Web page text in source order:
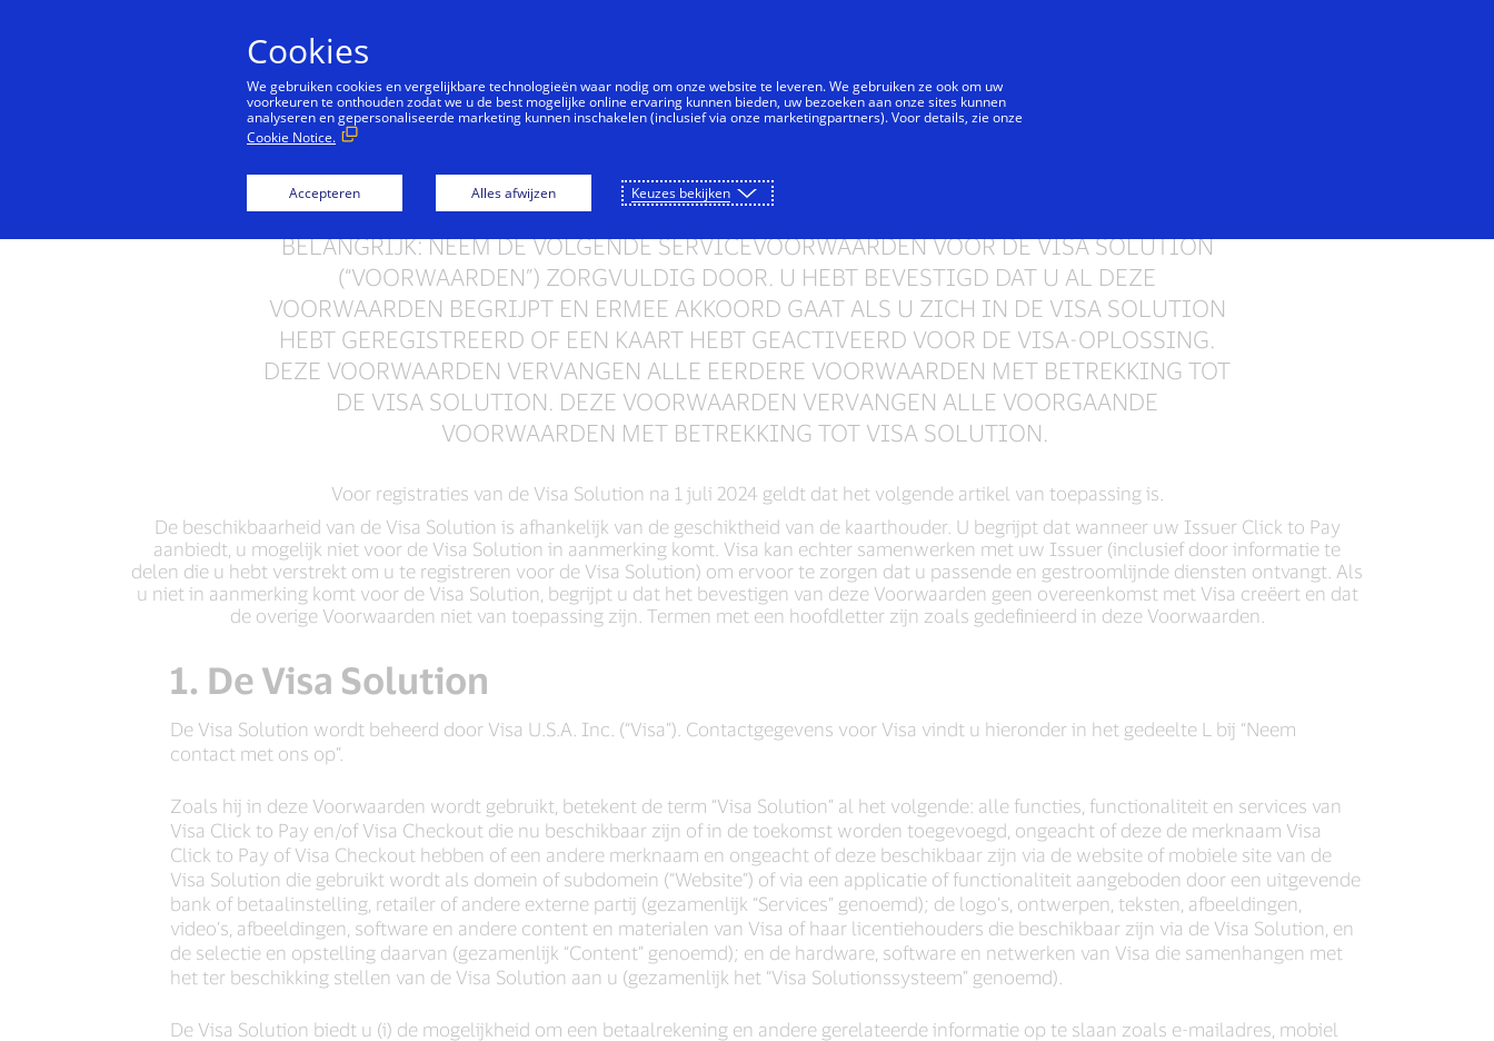
Servicevoorwaarden voor Visa Solution
BELANGRIJK: NEEM DE VOLGENDE SERVICEVOORWAARDEN VOOR DE VISA SOLUTION
(“VOORWAARDEN”) ZORGVULDIG DOOR. U HEBT BEVESTIGD DAT U AL DEZE
VOORWAARDEN BEGRIJPT EN ERMEE AKKOORD GAAT ALS U ZICH IN DE VISA SOLUTION
HEBT GEREGISTREERD OF EEN KAART HEBT GEACTIVEERD VOOR DE VISA-OPLOSSING.
DEZE VOORWAARDEN VERVANGEN ALLE EERDERE VOORWAARDEN MET BETREKKING TOT
DE VISA SOLUTION. DEZE VOORWAARDEN VERVANGEN ALLE VOORGAANDE
VOORWAARDEN MET BETREKKING TOT VISA SOLUTION.
Voor registraties van de Visa Solution na 1 juli 2024 geldt dat het volgende artikel van toepassing is.
De beschikbaarheid van de Visa Solution is afhankelijk van de geschiktheid van de kaarthouder. U begrijpt dat wanneer uw Issuer Click to Pay
aanbiedt, u mogelijk niet voor de Visa Solution in aanmerking komt. Visa kan echter samenwerken met uw Issuer (inclusief door informatie te
delen die u hebt verstrekt om u te registreren voor de Visa Solution) om ervoor te zorgen dat u passende en gestroomlijnde diensten ontvangt. Als
u niet in aanmerking komt voor de Visa Solution, begrijpt u dat het bevestigen van deze Voorwaarden geen overeenkomst met Visa creëert en dat
de overige Voorwaarden niet van toepassing zijn. Termen met een hoofdletter zijn zoals gedefinieerd in deze Voorwaarden.
1. De Visa Solution
De Visa Solution wordt beheerd door Visa U.S.A. Inc. (“Visa”). Contactgegevens voor Visa vindt u hieronder in het gedeelte L bij “Neem
contact met ons op”.
Zoals hij in deze Voorwaarden wordt gebruikt, betekent de term “Visa Solution” al het volgende: alle functies, functionaliteit en services van
Visa Click to Pay en/of Visa Checkout die nu beschikbaar zijn of in de toekomst worden toegevoegd, ongeacht of deze de merknaam Visa
Click to Pay of Visa Checkout hebben of een andere merknaam en ongeacht of deze beschikbaar zijn via de website of mobiele site van de
Visa Solution die gebruikt wordt als domein of subdomein (“Website”) of via een applicatie of functionaliteit aangeboden door een uitgevende
bank of betaalinstelling, retailer of andere externe partij (gezamenlijk “Services” genoemd); de logo’s, ontwerpen, teksten, afbeeldingen,
video’s, afbeeldingen, software en andere content en materialen van Visa of haar licentiehouders die beschikbaar zijn via de Visa Solution, en
de selectie en opstelling daarvan (gezamenlijk “Content” genoemd); en de hardware, software en netwerken van Visa die samenhangen met
het ter beschikking stellen van de Visa Solution aan u (gezamenlijk het “Visa Solutionssysteem” genoemd).
De Visa Solution biedt u (i) de mogelijkheid om een betaalrekening en andere gerelateerde informatie op te slaan zoals e-mailadres, mobiel
Cookies
We gebruiken cookies en vergelijkbare technologieën waar nodig om onze website te leveren. We gebruiken ze ook om uw
voorkeuren te onthouden zodat we u de best mogelijke online ervaring kunnen bieden, uw bezoeken aan onze sites kunnen
analyseren en gepersonaliseerde marketing kunnen inschakelen (inclusief via onze marketingpartners). Voor details, zie onze
Cookie Notice.
Accepteren Alles afwijzen Keuzes bekijken